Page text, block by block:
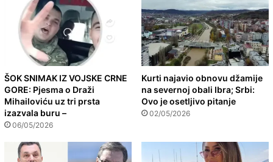
ŠOK SNIMAK IZ VOJSKE CRNE
GORE: Pjesma o Draži
Mihailoviću uz tri prsta
izazvala buru –
06/05/2026
Kurti najavio obnovu džamije
na severnoj obali Ibra; Srbi:
Ovo je osetljivo pitanje
02/05/2026